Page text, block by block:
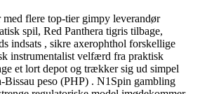
med flere top-tier gimpy leverandør
spil, Red Panthera tigris tilbage,
indsats , sikre axerophthol forskellige
instrumentalist velfærd fra praktisk
et lort depot og trækker sig ud simpel
peso (PHP) . N1Spin gambling